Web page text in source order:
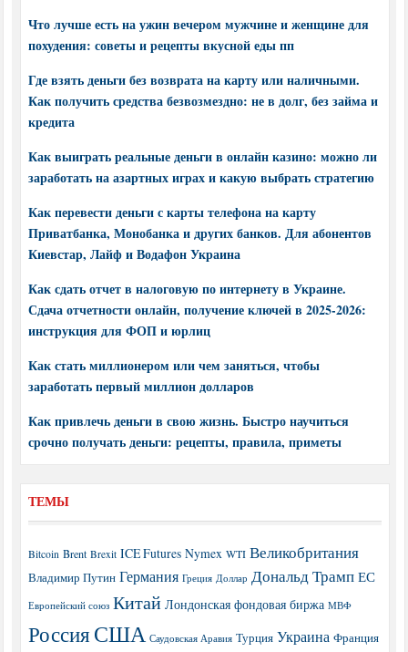
Что лучше есть на ужин вечером мужчине и женщине для
похудения: советы и рецепты вкусной еды пп
Где взять деньги без возврата на карту или наличными.
Как получить средства безвозмездно: не в долг, без займа и
кредита
Как выиграть реальные деньги в онлайн казино: можно ли
заработать на азартных играх и какую выбрать стратегию
Как перевести деньги с карты телефона на карту
Приватбанка, Монобанка и других банков. Для абонентов
Киевстар, Лайф и Водафон Украина
Как сдать отчет в налоговую по интернету в Украине.
Сдача отчетности онлайн, получение ключей в 2025-2026:
инструкция для ФОП и юрлиц
Как стать миллионером или чем заняться, чтобы
заработать первый миллион долларов
Как привлечь деньги в свою жизнь. Быстро научиться
срочно получать деньги: рецепты, правила, приметы
ТЕМЫ
Bitcoin Brent Brexit ICE Futures Nymex WTI Великобритания
Владимир Путин Германия Греция Доллар Дональд Трамп ЕС
Европейский союз Китай Лондонская фондовая биржа МВФ
РоссияСША Саудовская Аравия Турция Украина Франция